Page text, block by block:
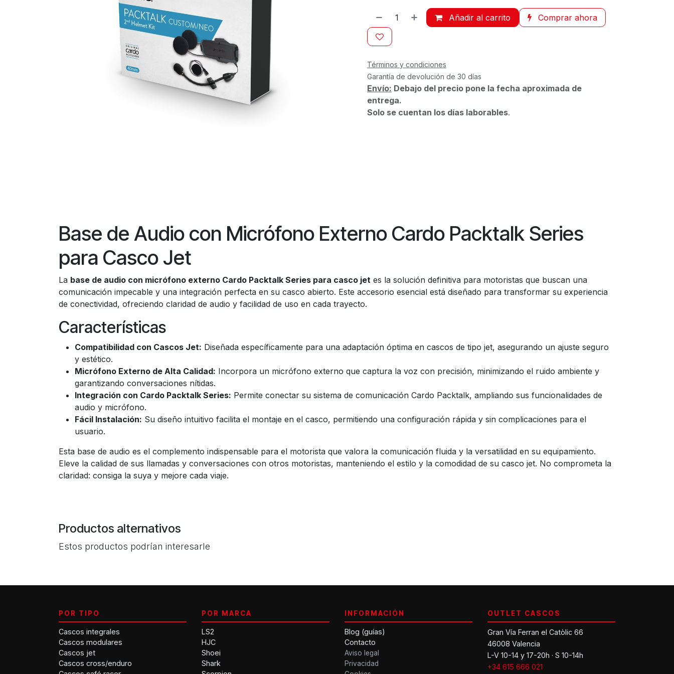
Añadir al carrito Comprar ahora
Términos y condiciones
Garantía de devolución de 30 días
Envío: Debajo del precio pone la fecha aproximada de
entrega.
Solo se cuentan los días laborables.
Base de Audio con Micrófono Externo Cardo Packtalk Series
para Casco Jet
La base de audio con micrófono externo Cardo Packtalk Series para casco jet es la solución definitiva para motoristas que buscan una
comunicación impecable y una integración perfecta en su casco abierto. Este accesorio esencial está diseñado para transformar su experiencia
de conectividad, ofreciendo claridad de audio y facilidad de uso en cada trayecto.
Características
Compatibilidad con Cascos Jet: Diseñada específicamente para una adaptación óptima en cascos de tipo jet, asegurando un ajuste seguro
y estético.
Micrófono Externo de Alta Calidad: Incorpora un micrófono externo que captura la voz con precisión, minimizando el ruido ambiente y
garantizando conversaciones nítidas.
Integración con Cardo Packtalk Series: Permite conectar su sistema de comunicación Cardo Packtalk, ampliando sus funcionalidades de
audio y micrófono.
Fácil Instalación: Su diseño intuitivo facilita el montaje en el casco, permitiendo una configuración rápida y sin complicaciones para el
usuario.
Esta base de audio es el complemento indispensable para el motorista que valora la comunicación fluida y la versatilidad en su equipamiento.
Eleve la calidad de sus llamadas y conversaciones con otros motoristas, manteniendo el estilo y la comodidad de su casco jet. No comprometa la
claridad: consiga la suya y mejore cada viaje.
Productos alternativos
Estos productos podrían interesarle
POR TIPO
Cascos integrales
Cascos modulares
Cascos jet
Cascos cross/enduro
POR MARCA
LS2
HJC
Shoei
Shark
INFORMACIÓN
Blog (guías)
Contacto
Aviso legal
Privacidad
OUTLET CASCOS
Gran Vía Ferran el Catòlic 66
46008 Valencia
L-V 10-14 y 17-20h · S 10-14h
+34 615 666 021